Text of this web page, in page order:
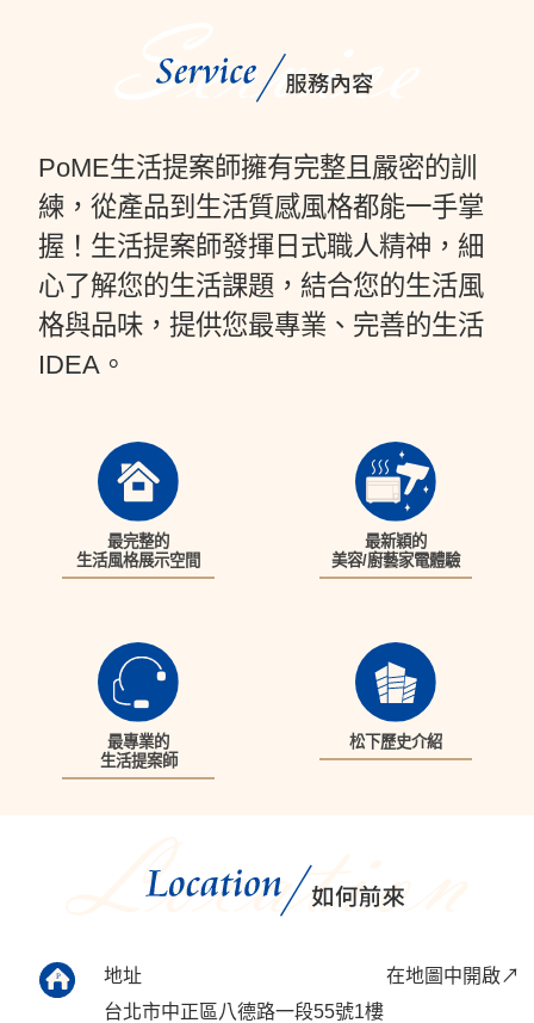
PoME生活提案師擁有完整且嚴密的訓
練，從產品到生活質感風格都能一手掌
握！生活提案師發揮日式職人精神，細
心了解您的生活課題，結合您的生活風
格與品味，提供您最專業、完善的生活
IDEA。
最完整的
生活風格展示空間
最新穎的
美容/廚藝家電體驗
最專業的
生活提案師
松下歷史介紹
地址
在地圖中開啟↗
台北市中正區八德路一段55號1樓